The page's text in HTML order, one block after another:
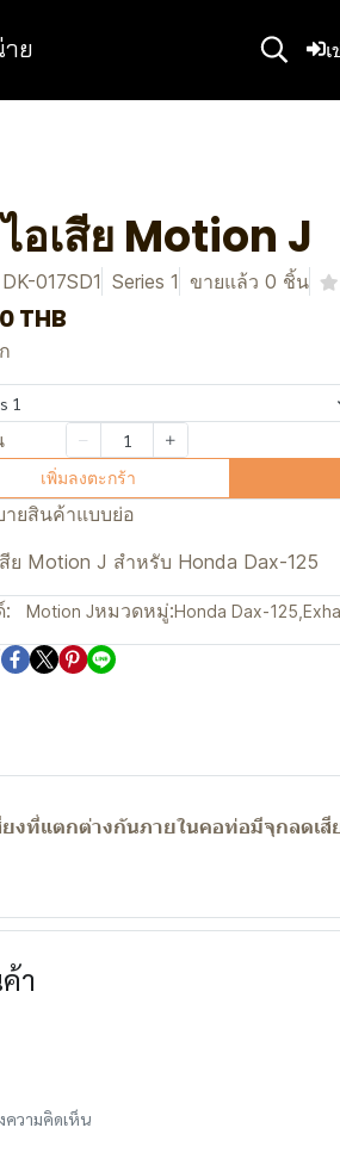
าย เ
อเสีย Motion J
017SD1 Series 1 ขายแล้ว 0 ชิ้น
THB
1
เพิ่มลงตะกร้า
ายสินค้าแบบย่อ
ย Motion J สำหรับ Honda Dax-125
: Motion Jหมวดหมู่:Honda Dax-125
ยงที่แตกต่างกันภายในคอท่อมีจุกลดเ
า
ความคิดเห็น